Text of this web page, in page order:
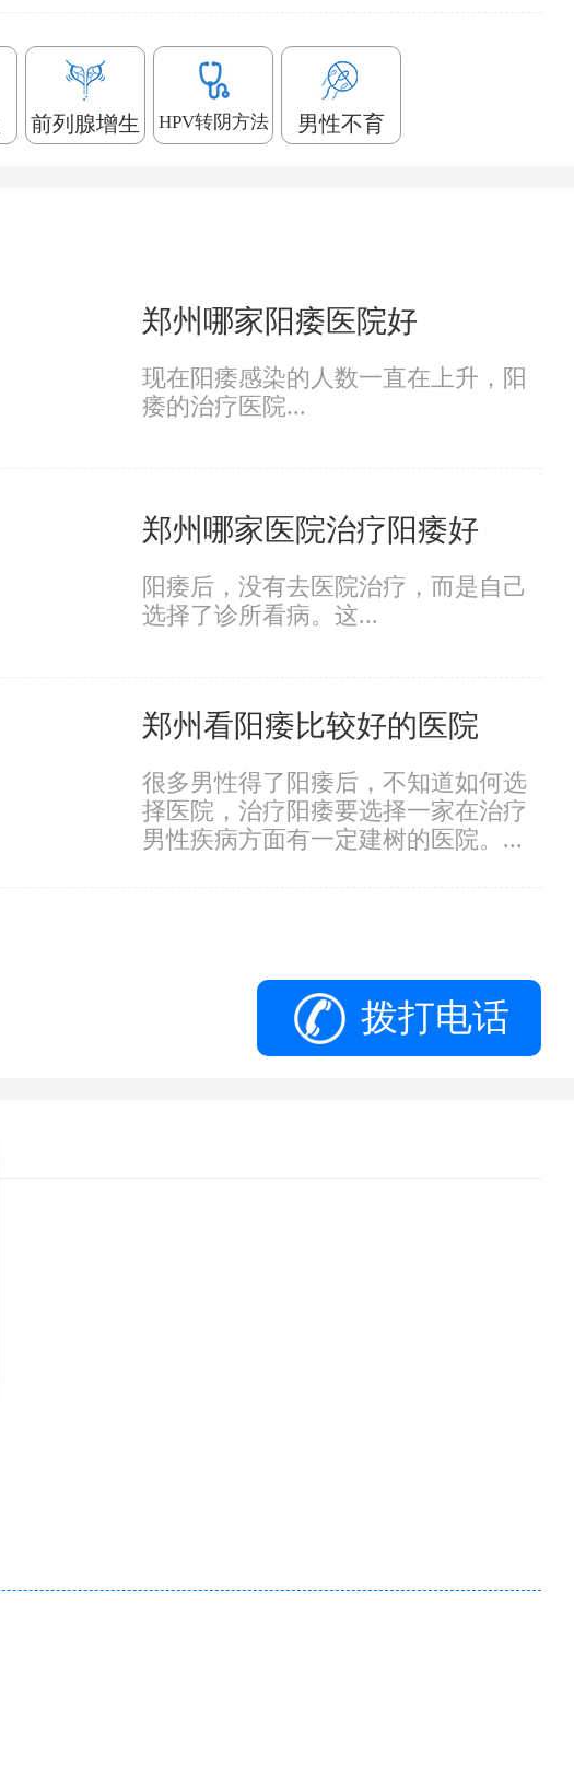
前列腺增生 HPV转阴方法 男性不育
郑州哪家阳痿医院好
现在阳痿感染的人数一直在上升，阳
痿的治疗医院...
郑州哪家医院治疗阳痿好
阳痿后，没有去医院治疗，而是自己
选择了诊所看病。这...
郑州看阳痿比较好的医院
很多男性得了阳痿后，不知道如何选
择医院，治疗阳痿要选择一家在治疗
男性疾病方面有一定建树的医院。...
拨打电话